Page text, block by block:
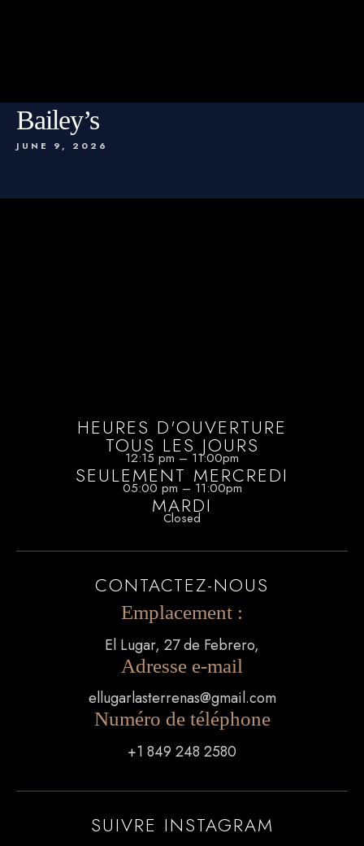
Bailey’s
JUNE 9, 2026
HEURES D'OUVERTURE
TOUS LES JOURS
12:15 pm – 11:00pm
SEULEMENT MERCREDI
05:00 pm – 11:00pm
MARDI
Closed
CONTACTEZ-NOUS
Emplacement :
El Lugar, 27 de Febrero,
Adresse e-mail
ellugarlasterrenas@gmail.com
Numéro de téléphone
+1 849 248 2580
SUIVRE INSTAGRAM